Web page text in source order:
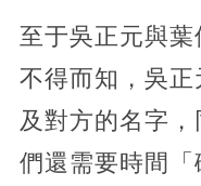
至于吳正元與
不得而知，吳
及對方的名字
們還需要時間「